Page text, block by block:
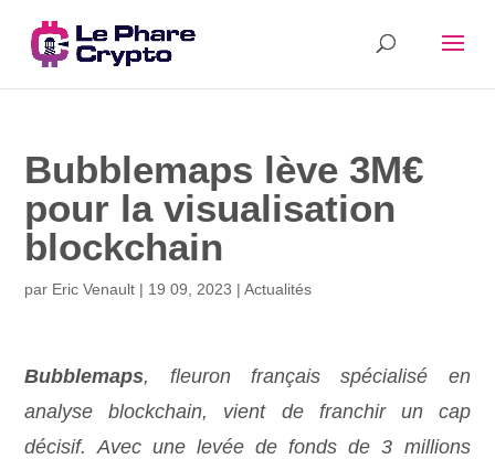
Bubblemaps lève 3M€
pour la visualisation
blockchain
par Eric Venault | 19 09, 2023 |Actualités
Bubblemaps, fleuron français spécialisé en
analyse blockchain, vient de franchir un cap
décisif. Avec une levée de fonds de 3 millions